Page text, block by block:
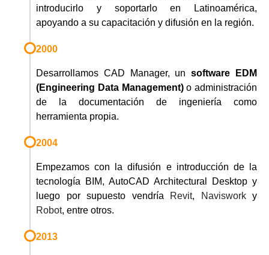
introducirlo y soportarlo en Latinoamérica,
apoyando a su capacitación y difusión en la región.
2000
Desarrollamos CAD Manager, unsoftware EDM
(Engineering Data Management)o administración
de la documentación de ingeniería como
herramienta propia.
2004
Empezamos con la difusión e introducción de la
tecnología BIM, AutoCAD Architectural Desktop y
luego por supuesto vendría
Revit, Navisworky
Robot, entre otros.
2013